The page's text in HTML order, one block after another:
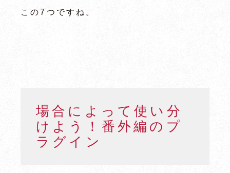
この7つですね。
場合によって使い分
けよう！番外編のプ
ラグイン